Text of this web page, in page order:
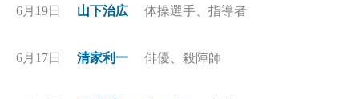
6月19日 山下治広 体操選手、指導者
6月17日 清家利一 俳優、殺陣師